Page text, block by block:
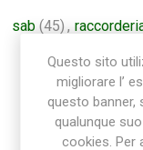
sab (45) ,
Questo sito
migliorare l’
questo banner,
qualunque
cookies. Per